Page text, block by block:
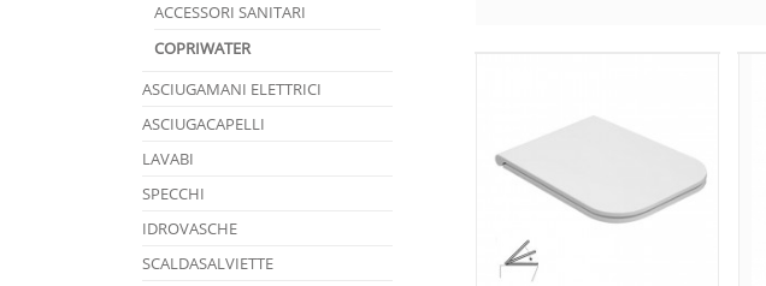
ACCESSORI SANITARI
COPRIWATER
ASCIUGAMANI ELETTRICI
ASCIUGACAPELLI
LAVABI
SPECCHI
IDROVASCHE
SCALDASALVIETTE